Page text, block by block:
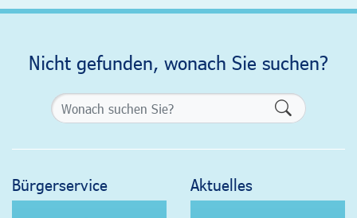
Nicht gefunden, wonach Sie suchen?
Bürgerservice Aktuelles